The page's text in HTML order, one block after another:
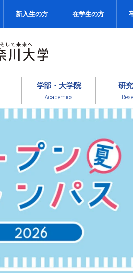
新入生の方 在学生の方
学部・大学院
Academics
研